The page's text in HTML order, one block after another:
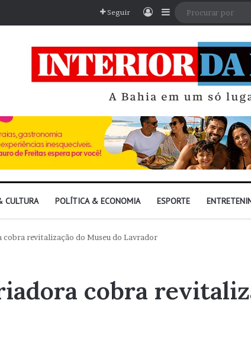
Seguir EntrarBarra Lateral
CULTURA POLÍTICA & ECONOMIA ESPORTE
revitalização do Museu do Lavrador
cobra